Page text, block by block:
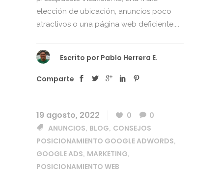
elección de ubicación, anuncios poco
atractivos o una página web deficiente....
Escrito por Pablo Herrera E.
Comparte
19 agosto, 2022 0
0
ANUNCIOS, BLOG, CONSEJOS
POSICIONAMIENTO GOOGLE ADWORDS,
GOOGLE ADS, MARKETING,
POSICIONAMIENTO WEB